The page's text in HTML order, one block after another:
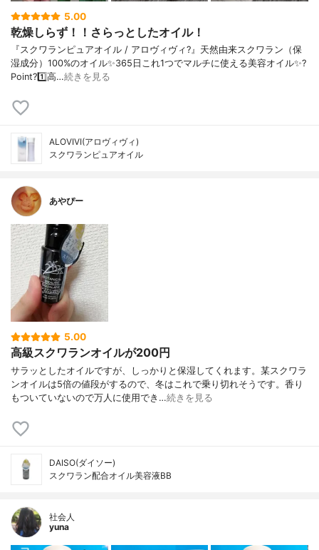
5.00
乾燥しらず！！さらっとしたオイル！
『スクワランピュアオイル / アロヴィヴィ?』天然由来スクワラン（保
湿成分）100%のオイル✨365日これ1つでマルチに使える美容オイル✨?
Point?1️⃣高…続きを見る
ALOVIVI(アロヴィヴィ)
スクワランピュアオイル
あやぴー
5.00
高級スクワランオイルが200円
サラッとしたオイルですが、しっかりと保湿してくれます。某スクワラ
ンオイルは5倍の値段がするので、冬はこれで乗り切れそうです。香り
もついていないので万人に使用でき…続きを見る
DAISO(ダイソー)
スクワラン配合オイル美容液BB
社会人
yuna